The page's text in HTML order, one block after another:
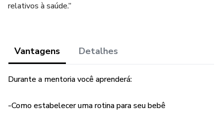
relativos à saúde.”
Vantagens Detalhes
Durante a mentoria você aprenderá:
-Como estabelecer uma rotina para seu bebê